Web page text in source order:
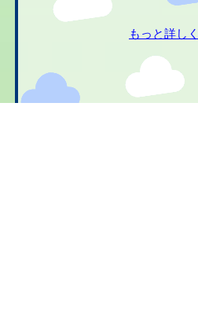
もっと詳し